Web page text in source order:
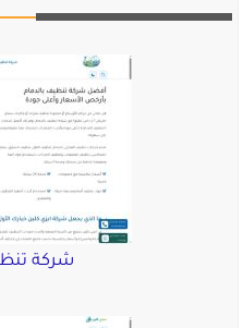
شركة